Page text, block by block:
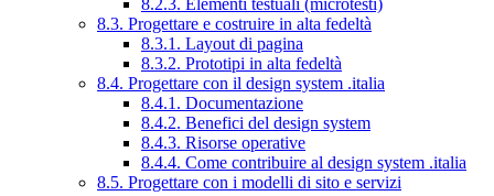
8.3. Progettare e costruire in alta fedeltà
8.3.1. Layout di pagina
8.3.2. Prototipi in alta fedeltà
8.4. Progettare con il design system .italia
8.4.1. Documentazione
8.4.2. Benefici del design system
8.4.3. Risorse operative
8.4.4. Come contribuire al design system .italia
8.5. Progettare con i modelli di sito e servizi